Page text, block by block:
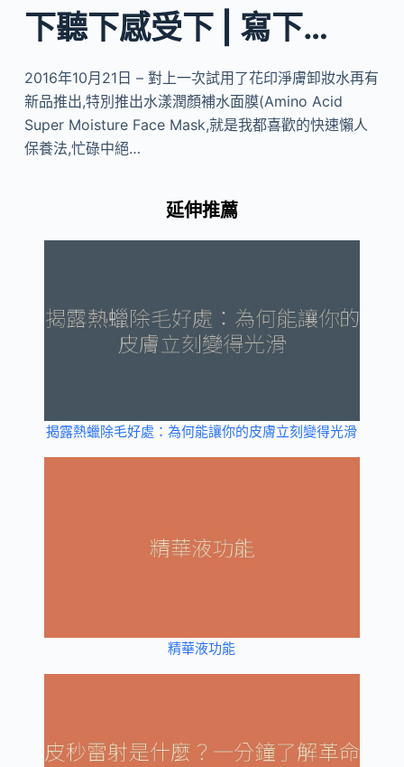
下聽下感受下 | 寫下…
2016年10月21日 – 對上一次試用了花印淨膚卸妝水再有
新品推出,特別推出水漾潤顏補水面膜(Amino Acid
Super Moisture Face Mask,就是我都喜歡的快速懶人
保養法,忙碌中絕…
延伸推薦
揭露熱蠟除毛好處：為何能讓你的皮膚立刻變得光滑
精華液功能